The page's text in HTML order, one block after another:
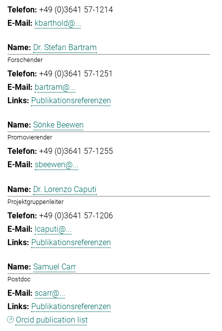
+49 (0)3641 57-1214
kbarthold@...
Dr. Stefan Bartram
Forschender
+49 (0)3641 57-1251
bartram@...
Publikationsreferenzen
Sönke Beewen
Promovierender
+49 (0)3641 57-1255
sbeewen@...
Dr. Lorenzo Caputi
Projektgruppenleiter
+49 (0)3641 57-1206
lcaputi@...
Publikationsreferenzen
Samuel Carr
Postdoc
scarr@...
Publikationsreferenzen
Orcid publication list